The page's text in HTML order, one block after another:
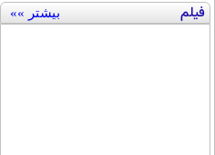
فیلم بیشتر »»